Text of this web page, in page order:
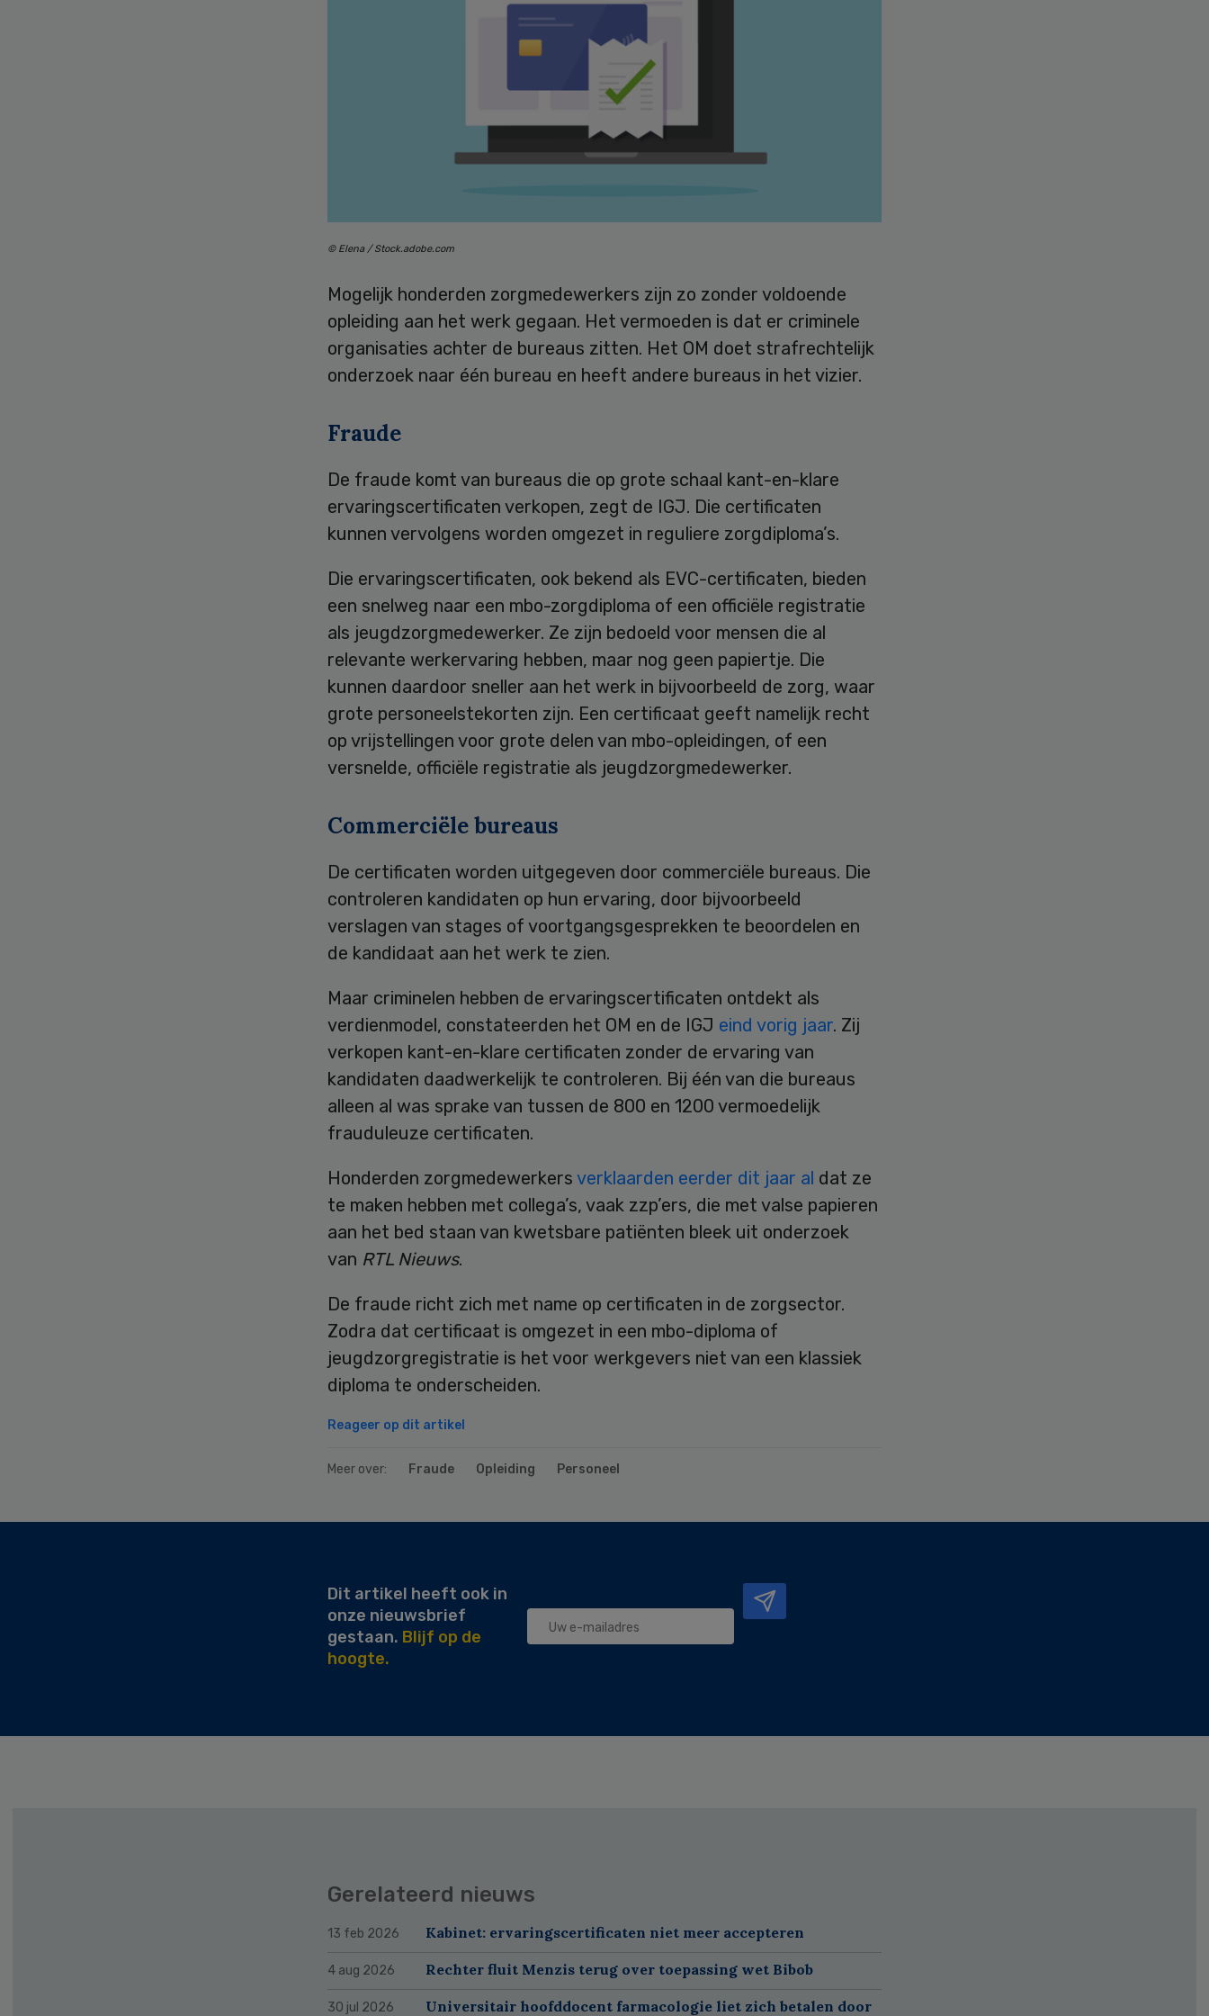
© Elena / Stock.adobe.com
Mogelijk honderden zorgmedewerkers zijn zo zonder voldoende
opleiding aan het werk gegaan. Het vermoeden is dat er criminele
organisaties achter de bureaus zitten. Het OM doet strafrechtelijk
onderzoek naar één bureau en heeft andere bureaus in het vizier.
Fraude
De fraude komt van bureaus die op grote schaal kant-en-klare
ervaringscertificaten verkopen, zegt de IGJ. Die certificaten
kunnen vervolgens worden omgezet in reguliere zorgdiploma’s.
Die ervaringscertificaten, ook bekend als EVC-certificaten, bieden
een snelweg naar een mbo-zorgdiploma of een officiële registratie
als jeugdzorgmedewerker. Ze zijn bedoeld voor mensen die al
relevante werkervaring hebben, maar nog geen papiertje. Die
kunnen daardoor sneller aan het werk in bijvoorbeeld de zorg, waar
grote personeelstekorten zijn. Een certificaat geeft namelijk recht
op vrijstellingen voor grote delen van mbo-opleidingen, of een
versnelde, officiële registratie als jeugdzorgmedewerker.
Commerciële bureaus
De certificaten worden uitgegeven door commerciële bureaus. Die
controleren kandidaten op hun ervaring, door bijvoorbeeld
verslagen van stages of voortgangsgesprekken te beoordelen en
de kandidaat aan het werk te zien.
Maar criminelen hebben de ervaringscertificaten ontdekt als
verdienmodel, constateerden het OM en de IGJ eind vorig jaar. Zij
verkopen kant-en-klare certificaten zonder de ervaring van
kandidaten daadwerkelijk te controleren. Bij één van die bureaus
alleen al was sprake van tussen de 800 en 1200 vermoedelijk
frauduleuze certificaten.
Honderden zorgmedewerkers verklaarden eerder dit jaar al dat ze
te maken hebben met collega’s, vaak zzp’ers, die met valse papieren
aan het bed staan van kwetsbare patiënten bleek uit onderzoek
van RTL Nieuws.
De fraude richt zich met name op certificaten in de zorgsector.
Zodra dat certificaat is omgezet in een mbo-diploma of
jeugdzorgregistratie is het voor werkgevers niet van een klassiek
diploma te onderscheiden.
Reageer op dit artikel
Meer over: Fraude Opleiding Personeel
Dit artikel heeft ook in
onze nieuwsbrief
gestaan. Blijf op de
hoogte.
Gerelateerd nieuws
13 feb 2026 Kabinet: ervaringscertificaten niet meer accepteren
4 aug 2026 Rechter fluit Menzis terug over toepassing wet Bibob
30 jul 2026
Universitair hoofddocent farmacologie liet zich betalen door